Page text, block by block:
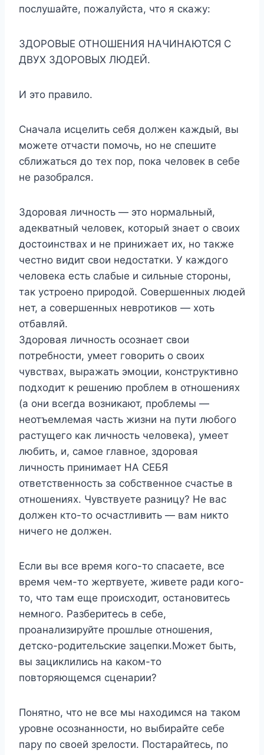
послушайте, пожалуйста, что я скажу:
ЗДОРОВЫЕ ОТНОШЕНИЯ НАЧИНАЮТСЯ С
ДВУХ ЗДОРОВЫХ ЛЮДЕЙ.
И это правило.
Сначала исцелить себя должен каждый, вы
можете отчасти помочь, но не спешите
сближаться до тех пор, пока человек в себе
не разобрался.
Здоровая личность — это нормальный,
адекватный человек, который знает о своих
достоинствах и не принижает их, но также
честно видит свои недостатки. У каждого
человека есть слабые и сильные стороны,
так устроено природой. Совершенных людей
нет, а совершенных невротиков — хоть
отбавляй.
Здоровая личность осознает свои
потребности, умеет говорить о своих
чувствах, выражать эмоции, конструктивно
подходит к решению проблем в отношениях
(а они всегда возникают, проблемы —
неотъемлемая часть жизни на пути любого
растущего как личность человека), умеет
любить, и, самое главное, здоровая
личность принимает НА СЕБЯ
ответственность за собственное счастье в
отношениях. Чувствуете разницу? Не вас
должен кто-то осчастливить — вам никто
ничего не должен.
Если вы все время кого-то спасаете, все
время чем-то жертвуете, живете ради кого-
то, что там еще происходит, остановитесь
немного. Разберитесь в себе,
проанализируйте прошлые отношения,
детско-родительские зацепки.Может быть,
вы зациклились на каком-то
повторяющемся сценарии?
Понятно, что не все мы находимся на таком
уровне осознанности, но выбирайте себе
пару по своей зрелости. Постарайтесь, по